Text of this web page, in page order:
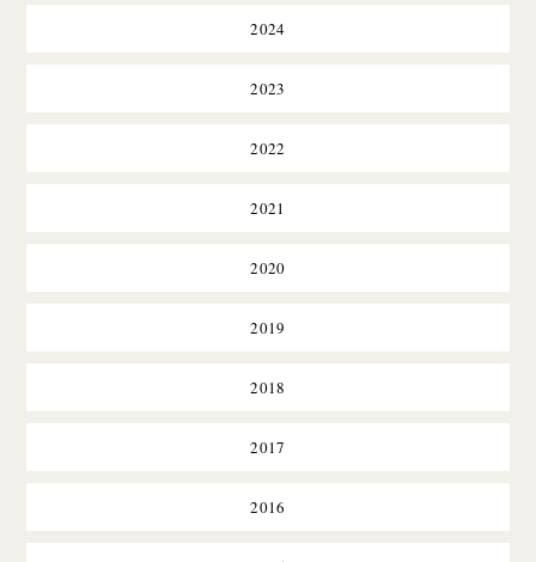
2024
2023
2022
2021
2020
2019
2018
2017
2016